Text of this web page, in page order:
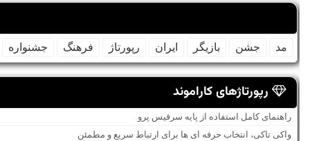
مد جشن بازیگر ایران رپورتاژ فرهنگ جشنواره
رپورتاژهای کاراموند
راهنمای کامل استفاده از پایه سرفیس پرو
واکی تاکی، انتخاب حرفه ای ها برای ارتباط سریع و مطمئن